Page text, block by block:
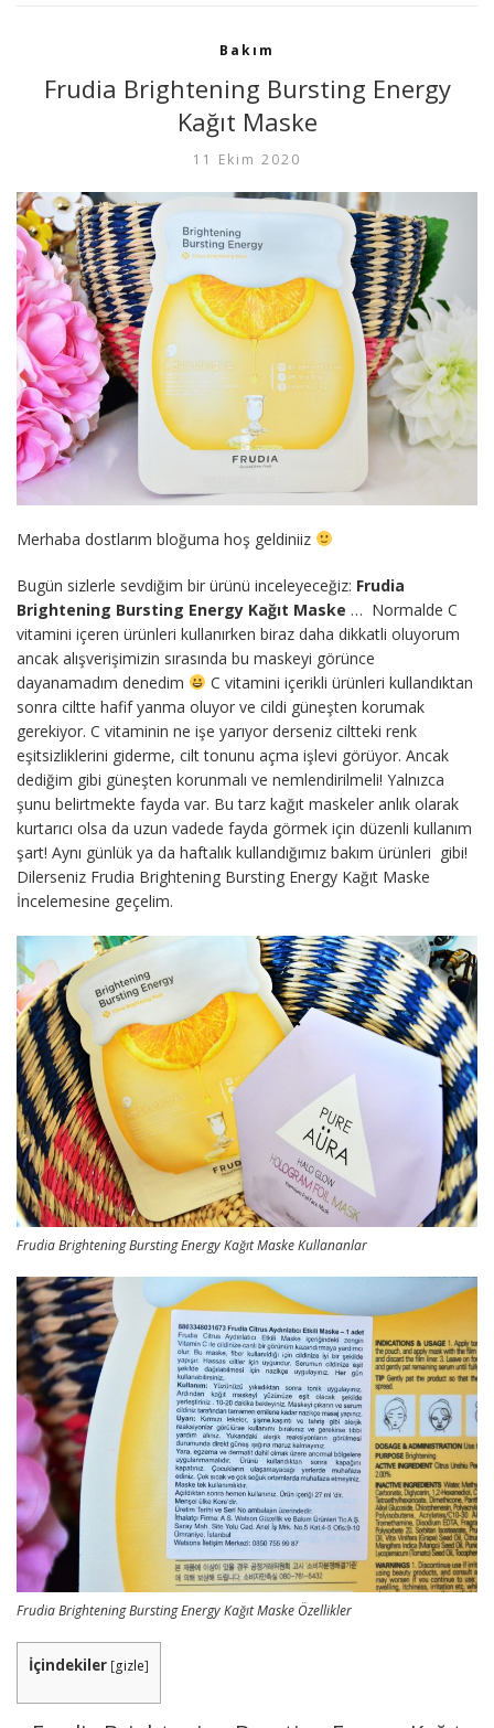
Bakım
Frudia Brightening Bursting Energy
Kağıt Maske
11 Ekim 2020
Merhaba dostlarım bloğuma hoş geldiniiz
Bugün sizlerle sevdiğim bir ürünü inceleyeceğiz: Frudia
Brightening Bursting Energy Kağıt Maske … Normalde C
vitamini içeren ürünleri kullanırken biraz daha dikkatli oluyorum
ancak alışverişimizin sırasında bu maskeyi görünce
dayanamadım denedim
C vitamini içerikli ürünleri kullandıktan
sonra ciltte hafif yanma oluyor ve cildi güneşten korumak
gerekiyor. C vitaminin ne işe yarıyor derseniz ciltteki renk
eşitsizliklerini giderme, cilt tonunu açma işlevi görüyor. Ancak
dediğim gibi güneşten korunmalı ve nemlendirilmeli! Yalnızca
şunu belirtmekte fayda var. Bu tarz kağıt maskeler anlık olarak
kurtarıcı olsa da uzun vadede fayda görmek için düzenli kullanım
şart! Aynı günlük ya da haftalık kullandığımız bakım ürünleri gibi!
Dilerseniz Frudia Brightening Bursting Energy Kağıt Maske
İncelemesine geçelim.
Frudia Brightening Bursting Energy Kağıt Maske Kullananlar
Frudia Brightening Bursting Energy Kağıt Maske Özellikler
İçindekiler [gizle]